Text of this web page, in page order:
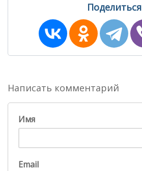
Поделиться
Написать комментарий
Имя
Email